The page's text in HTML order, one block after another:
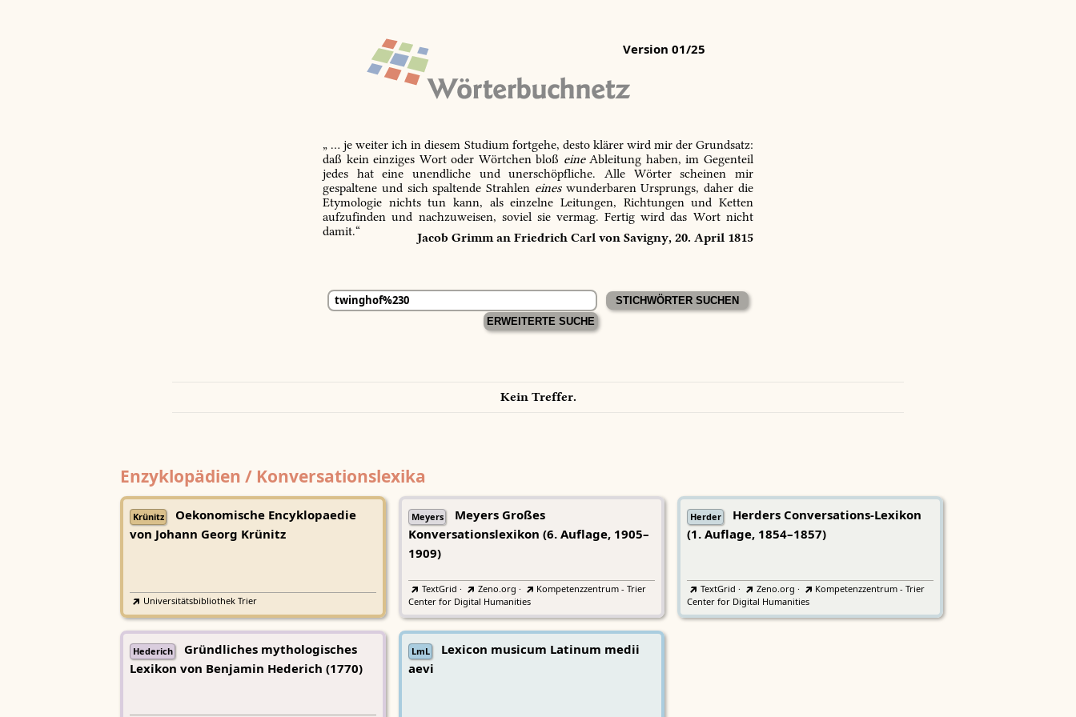
Version 01/25
„ … je weiter ich in diesem Studium fortgehe, desto klärer wird mir der Grundsatz:
daß kein einziges Wort oder Wörtchen bloß eineAbleitung haben, im Gegenteil
jedes hat eine unendliche und unerschöpfliche. Alle Wörter scheinen mir
gespaltene und sich spaltende Strahlen eineswunderbaren Ursprungs, daher die
Etymologie nichts tun kann, als einzelne Leitungen, Richtungen und Ketten
aufzufinden und nachzuweisen, soviel sie vermag. Fertig wird das Wort nicht
damit.“
Jacob Grimm an Friedrich Carl von Savigny, 20. April 1815
ERWEITERTE SUCHE
Kein Treffer.
Enzyklopädien / Konversationslexika
Krünitz
Oekonomische Encyklopaedie
von Johann Georg Krünitz
Universitätsbibliothek Trier
Meyers
Meyers Großes
Konversationslexikon (6. Auflage, 1905–
1909)
TextGrid · Zeno.org ·
Kompetenzzentrum - Trier
Center for Digital Humanities
Herder
Herders Conversations-Lexikon
(1. Auflage, 1854–1857)
TextGrid · Zeno.org ·
Kompetenzzentrum - Trier
Center for Digital Humanities
Hederich
Gründliches mythologisches
Lexikon von Benjamin Hederich (1770)
LmL
Lexicon musicum Latinum medii
aevi